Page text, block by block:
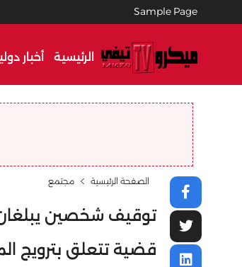
Sample Page
الرئيسية أخبار
الصفحة الرئيسية مجتمع
قضية تتعلق بترويج